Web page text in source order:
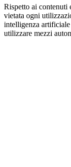
Rispetto ai contenuti
vietata ogni
intelligenza
utilizzare mezzi